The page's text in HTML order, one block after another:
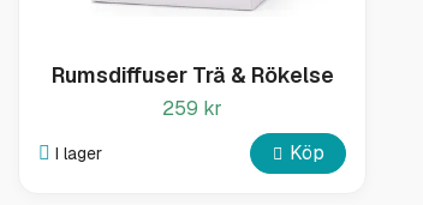
Rumsdiffuser Trä & Rökelse
259 kr
I lager Köp